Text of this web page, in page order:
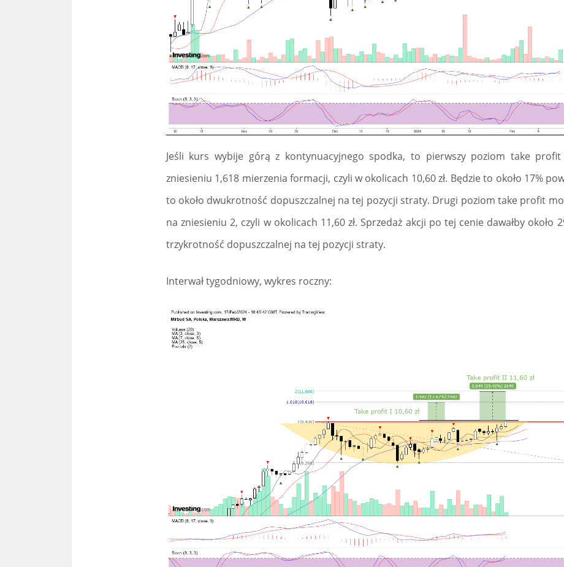
Jeśli kurs wybije górą z kontynuacyjnego spodka, to pierwszy poziom take
zniesieniu 1,618 mierzenia formacji, czyli w okolicach 10,60 zł. Będzie to około 17%
to około dwukrotność dopuszczalnej na tej pozycji straty. Drugi poziom take profit
na zniesieniu 2, czyli w okolicach 11,60 zł. Sprzedaż akcji po tej cenie dawałby około
trzykrotność dopuszczalnej na tej pozycji straty.
Interwał tygodniowy, wykres roczny: